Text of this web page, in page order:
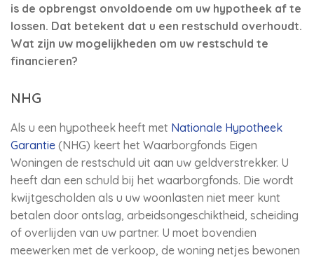
is de opbrengst onvoldoende om uw hypotheek af te
lossen. Dat betekent dat u een restschuld overhoudt.
Wat zijn uw mogelijkheden om uw restschuld te
financieren?
NHG
Als u een hypotheek heeft met Nationale Hypotheek
Garantie (NHG) keert het Waarborgfonds Eigen
Woningen de restschuld uit aan uw geldverstrekker. U
heeft dan een schuld bij het waarborgfonds. Die wordt
kwijtgescholden als u uw woonlasten niet meer kunt
betalen door ontslag, arbeidsongeschiktheid, scheiding
of overlijden van uw partner. U moet bovendien
meewerken met de verkoop, de woning netjes bewonen